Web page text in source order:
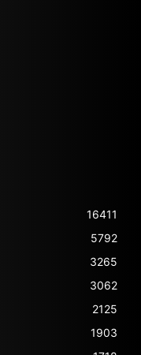
16411
5792
3265
3062
2125
1903